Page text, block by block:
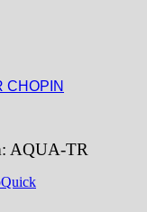
CHOPIN
AQUA-TR